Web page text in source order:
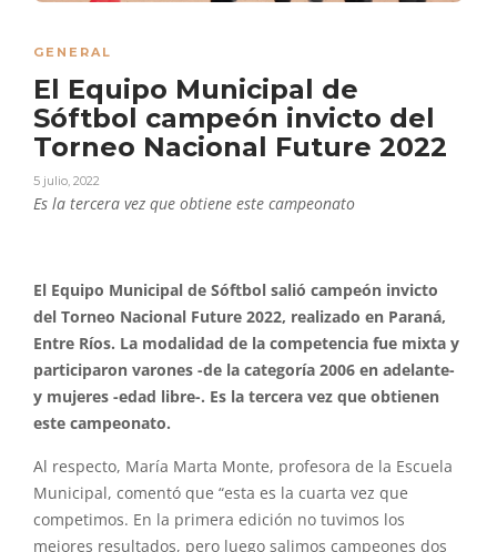
GENERAL
El Equipo Municipal de
Sóftbol campeón invicto del
Torneo Nacional Future 2022
5 julio, 2022
Es la tercera vez que obtiene este campeonato
El Equipo Municipal de Sóftbol salió campeón invicto
del Torneo Nacional Future 2022, realizado en Paraná,
Entre Ríos. La modalidad de la competencia fue mixta y
participaron varones -de la categoría 2006 en adelante-
y mujeres -edad libre-. Es la tercera vez que obtienen
este campeonato.
Al respecto, María Marta Monte, profesora de la Escuela
Municipal, comentó que “esta es la cuarta vez que
competimos. En la primera edición no tuvimos los
mejores resultados, pero luego salimos campeones dos